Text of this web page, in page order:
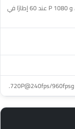
4K عند 30 إطارًا في الثانية ، و 1080 P عند 60 إطارًا في